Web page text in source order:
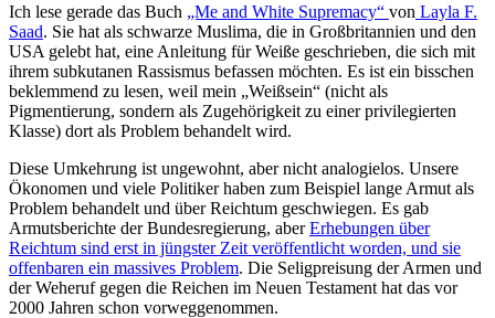
Ich lese gerade das Buch „Me and White Supremacy“ von Layla F.
Saad. Sie hat als schwarze Muslima, die in Großbritannien und den
USA gelebt hat, eine Anleitung für Weiße geschrieben, die sich mit
ihrem subkutanen Rassismus befassen möchten. Es ist ein bisschen
beklemmend zu lesen, weil mein „Weißsein“ (nicht als
Pigmentierung, sondern als Zugehörigkeit zu einer privilegierten
Klasse) dort als Problem behandelt wird.
Diese Umkehrung ist ungewohnt, aber nicht analogielos. Unsere
Ökonomen und viele Politiker haben zum Beispiel lange Armut als
Problem behandelt und über Reichtum geschwiegen. Es gab
Armutsberichte der Bundesregierung, aberErhebungen über
Reichtum sind erst in jüngster Zeit veröffentlicht worden, und sie
offenbaren ein massives Problem. Die Seligpreisung der Armen und
der Weheruf gegen die Reichen im Neuen Testament hat das vor
2000 Jahren schon vorweggenommen.